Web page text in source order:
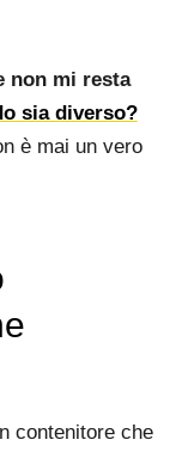
non mi resta
sia diverso?
è mai un vero
contenitore che